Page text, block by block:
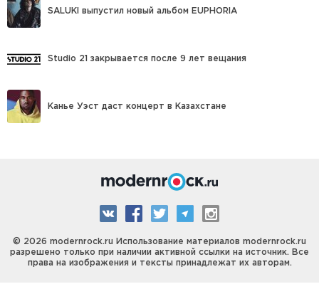
SALUKI выпустил новый альбом EUPHORIA
Studio 21 закрывается после 9 лет вещания
Канье Уэст даст концерт в Казахстане
© 2026 modernrock.ru Использование материалов modernrock.ru
разрешено только при наличии активной ссылки на источник. Все
права на изображения и тексты принадлежат их авторам.